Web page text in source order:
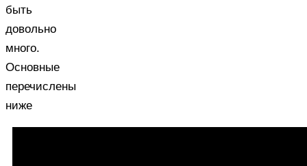
быть
довольно
много.
Основные
перечислены
ниже